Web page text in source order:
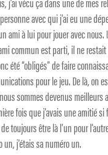
avec qui j’ai eu une
ami à lui pour jouer avec nous.
commun est parti, il ne
été “obligés” de faire
pour le jeu. De là, on
sommes devenus meilleurs
fois que j’avais une amitié
toujours être là l’un pour
j’étais sa numéro un.